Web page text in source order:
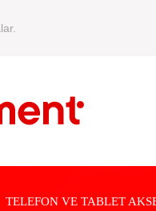
TELEFON VE TABLET